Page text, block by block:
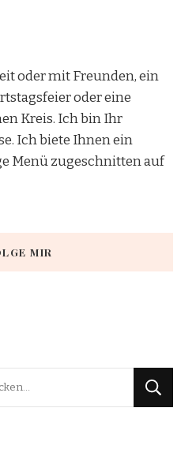
oder mit Freunden, ein
oder eine
Kreis. Ich bin Ihr
Ich biete Ihnen ein
Menü zugeschnitten auf
MIR